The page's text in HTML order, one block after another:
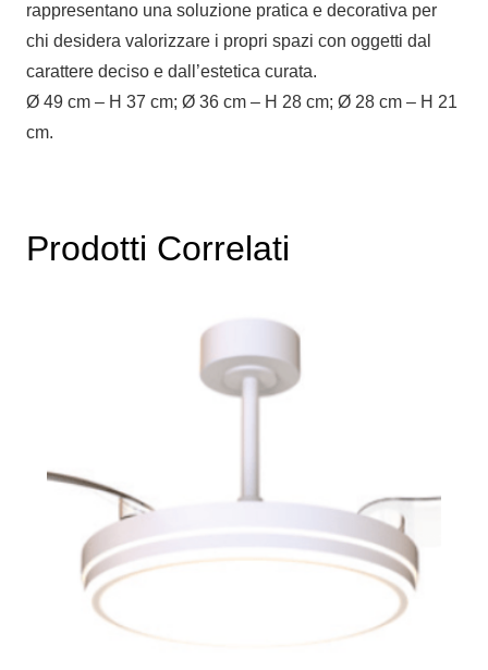
rappresentano una soluzione pratica e decorativa per
chi desidera valorizzare i propri spazi con oggetti dal
carattere deciso e dall’estetica curata.
Ø 49 cm – H 37 cm; Ø 36 cm – H 28 cm; Ø 28 cm – H 21
cm.
Prodotti Correlati